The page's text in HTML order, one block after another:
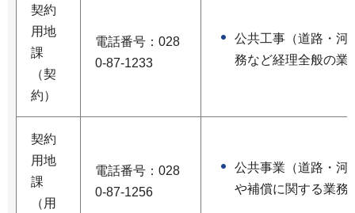
契約
用地
課
（契
約）
電話番号：028
0-87-1233
公共工事（道路・河
務など経理全般の業
契約
用地
課
（用
電話番号：028
0-87-1256
公共事業（道路・河
や補償に関する業務